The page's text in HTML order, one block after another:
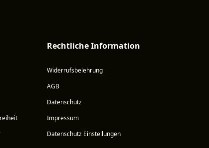
Rechtliche Information
Widerrufsbelehrung
AGB
Datenschutz
Impressum
Datenschutz Einstellungen